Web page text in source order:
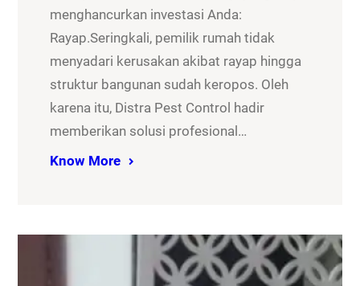
menghancurkan investasi Anda:
Rayap.Seringkali, pemilik rumah tidak
menyadari kerusakan akibat rayap hingga
struktur bangunan sudah keropos. Oleh
karena itu, Distra Pest Control hadir
memberikan solusi profesional…
Know More